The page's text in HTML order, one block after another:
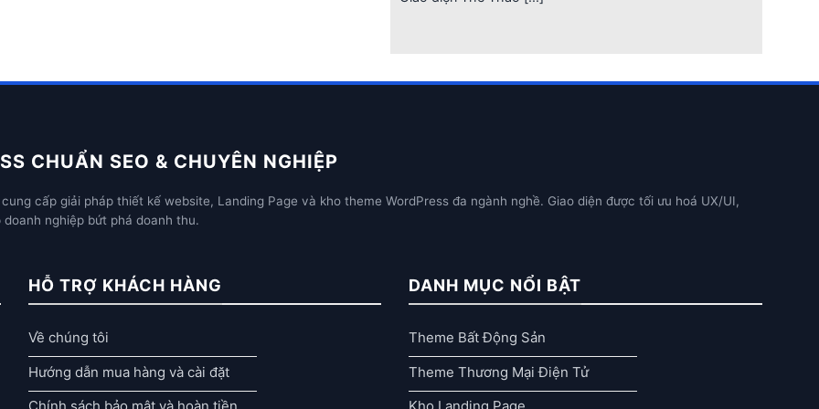
CHUẨN SEO & CHUYÊN NGHIỆP
cấp giải pháp thiết kế website, Landing Page và kho theme WordPress đa ngành nghề. Giao diện được tối ưu hoá UX/UI,
nghiệp bứt phá doanh thu.
HỖ TRỢ KHÁCH HÀNG
Về chúng tôi
Hướng dẫn mua hàng và cài đặt
DANH MỤC NỔI BẬT
Theme Bất Động Sản
Theme Thương Mại Điện Tử